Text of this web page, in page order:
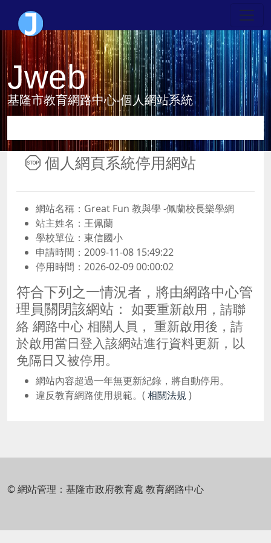
Jweb
基隆市教育網路中心-個人網站系統
個人網頁系統停用網站
網站名稱：Great Fun 教與學 -佩蘭校長樂學網
站主姓名：王佩蘭
學校單位：東信國小
申請時間：2009-11-08 15:49:22
停用時間：2026-02-09 00:00:02
符合下列之一情況者，將由網路中心管
理員關閉該網站： 如要重新啟用，請聯
絡 網路中心 相關人員， 重新啟用後，請
於啟用當日登入該網站進行資料更新，以
免隔日又被停用。
網站內容超過一年無更新紀錄，將自動停用。
違反教育網路使用規範。( 相關法規 )
© 網站管理：基隆市政府教育處 教育網路中心